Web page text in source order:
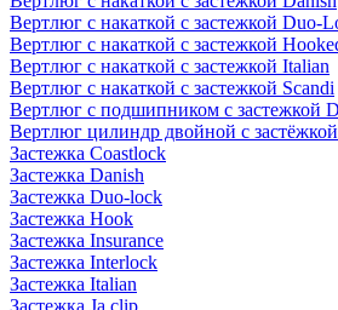
Вертлюг с накаткой с застежкой Duo-
Вертлюг с накаткой с застежкой
Вертлюг с накаткой с застежкой Italian
Вертлюг с накаткой с застежкой Scandi
Вертлюг с подшипником с застежкой
Вертлюг цилиндр двойной с
Застежка Coastlock
Застежка Danish
Застежка Duo-lock
Застежка Hook
Застежка Insurance
Застежка Interlock
Застежка Italian
Застежка Ja clip